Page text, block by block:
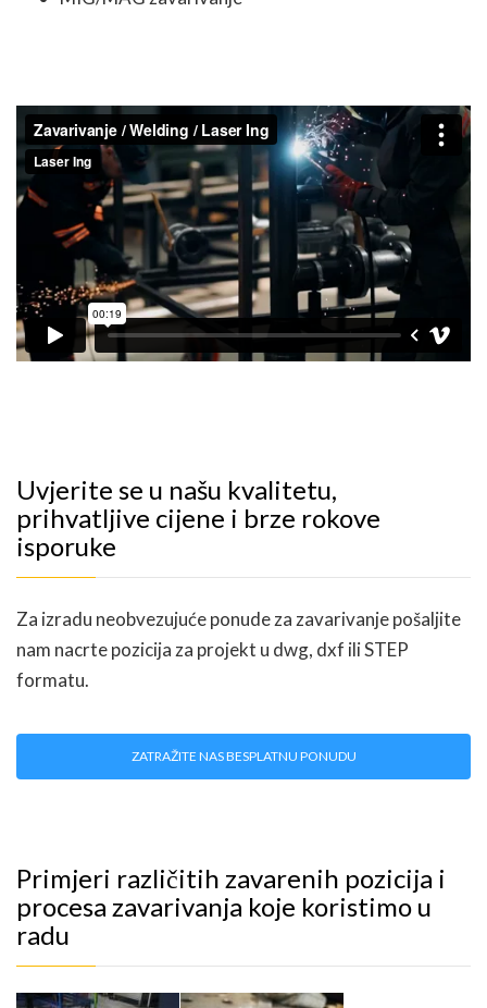
Uvjerite se u našu kvalitetu,
prihvatljive cijene i brze rokove
isporuke
Za izradu neobvezujuće ponude za zavarivanje pošaljite
nam nacrte pozicija za projekt u dwg, dxf ili STEP
formatu.
ZATRAŽITE NAS BESPLATNU PONUDU
Primjeri različitih zavarenih pozicija i
procesa zavarivanja koje koristimo u
radu